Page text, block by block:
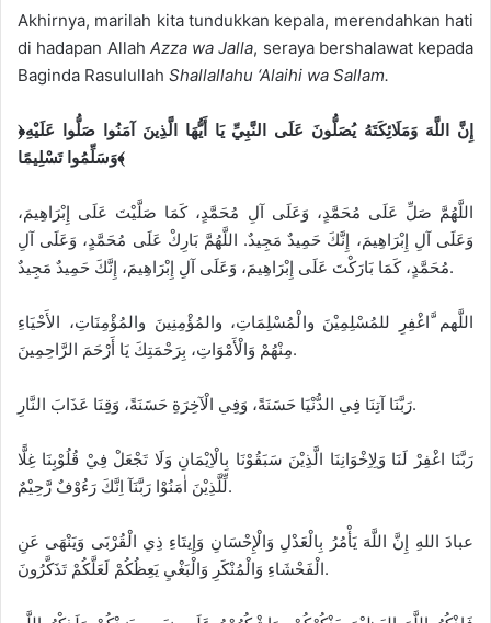
Akhirnya, marilah kita tundukkan kepala, merendahkan hati
di hadapan Allah Azza wa Jalla, seraya bershalawat kepada
Baginda Rasulullah Shallallahu ‘Alaihi wa Sallam.
﴿إِنَّ اللَّهَ وَمَلَائِكَتَهُ يُصَلُّونَ عَلَى النَّبِيِّ يَا أَيُّهَا الَّذِينَ آمَنُوا صَلُّوا عَلَيْهِ
وَسَلِّمُوا تَسْلِيمًا﴾
اللَّهُمَّ صَلِّ عَلَى مُحَمَّدٍ، وَعَلَى آلِ مُحَمَّدٍ، كَمَا صَلَّيْتَ عَلَى إِبْرَاهِيمَ،
وَعَلَى آلِ إِبْرَاهِيمَ، إِنَّكَ حَمِيدٌ مَجِيدٌ. اللَّهُمَّ بَارِكْ عَلَى مُحَمَّدٍ، وَعَلَى آلِ
مُحَمَّدٍ، كَمَا بَارَكْتَ عَلَى إِبْرَاهِيمَ، وَعَلَى آلِ إِبْرَاهِيمَ، إِنَّكَ حَمِيدٌ مَجِيدٌ.
اللَّهم َّاغْفِرِ للمُسْلِمِيْنَ والْمُسْلِمَاتِ، والمُؤْمِنِينَ والمُؤْمِنَاتِ، الأَحْيَاءِ
مِنْهُمْ وَالْأَمْوَاتِ، بِرَحْمَتِكَ يَا أَرْحَمَ الرَّاحِمِينَ.
رَبَّنَا آتِنَا فِي الدُّنْيَا حَسَنَةً، وَفِي الْآخِرَةِ حَسَنَةً، وَقِنَا عَذَابَ النَّارِ.
رَبَّنَا اغْفِرْ لَنَا وَلِاِخْوَانِنَا الَّذِيْنَ سَبَقُوْنَا بِالْاِيْمَانِ وَلَا تَجْعَلْ فِيْ قُلُوْبِنَا غِلًّا
لِّلَّذِيْنَ اٰمَنُوْا رَبَّنَآ اِنَّكَ رَءُوْفٌ رَّحِيْمٌ.
عبادَ اللهِ إِنَّ اللَّهَ يَأْمُرُ بِالْعَدْلِ وَالْإِحْسَانِ وَإِيتَاءِ ذِي الْقُرْبَى وَيَنْهَى عَنِ
الْفَحْشَاءِ وَالْمُنْكَرِ وَالْبَغْيِ يَعِظُكُمْ لَعَلَّكُمْ تَذَكَّرُونَ.